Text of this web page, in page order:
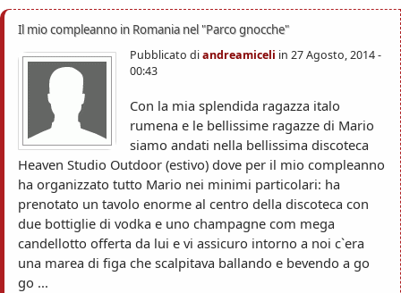
Il mio compleanno in Romania nel "Parco gnocche"
Pubblicato diandreamiceli in 27 Agosto, 2014 -
00:43
Con la mia splendida ragazza italo
rumena e le bellissime ragazze di Mario
siamo andati nella bellissima discoteca
Heaven Studio Outdoor (estivo) dove per il mio compleanno
ha organizzato tutto Mario nei minimi particolari: ha
prenotato un tavolo enorme al centro della discoteca con
due bottiglie di vodka e uno champagne com mega
candellotto offerta da lui e vi assicuro intorno a noi c`era
una marea di figa che scalpitava ballando e bevendo a go
go ...